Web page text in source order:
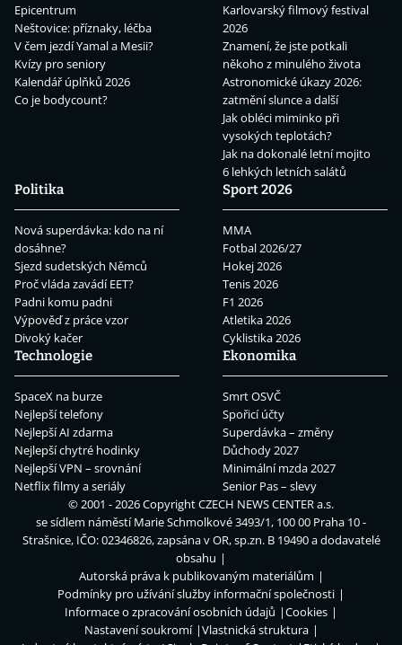
Epicentrum
Neštovice: příznaky, léčba
V čem jezdí Yamal a Mesii?
Kvízy pro seniory
Kalendář úplňků 2026
Co je bodycount?
Karlovarský filmový festival
2026
Znamení, že jste potkali
někoho z minulého života
Astronomické úkazy 2026:
zatmění slunce a další
Jak obléci miminko při
vysokých teplotách?
Jak na dokonalé letní mojito
6 lehkých letních salátů
Politika
Nová superdávka: kdo na ní
dosáhne?
Sjezd sudetských Němců
Proč vláda zavádí EET?
Padni komu padni
Výpověď z práce vzor
Divoký kačer
Sport 2026
MMA
Fotbal 2026/27
Hokej 2026
Tenis 2026
F1 2026
Atletika 2026
Cyklistika 2026
Technologie
SpaceX na burze
Nejlepší telefony
Nejlepší AI zdarma
Nejlepší chytré hodinky
Nejlepší VPN – srovnání
Netflix filmy a seriály
Ekonomika
Smrt OSVČ
Spořicí účty
Superdávka – změny
Důchody 2027
Minimální mzda 2027
Senior Pas – slevy
© 2001 - 2026 CopyrightCZECH NEWS CENTER a.s.
se sídlem náměstí Marie Schmolkové 3493/1, 100 00 Praha 10 -
Strašnice, IČO: 02346826, zapsána v OR, sp.zn. B 19490 a dodavatelé
obsahu
Autorská práva k publikovaným materiálům
Podmínky pro užívání služby informační společnosti
Informace o zpracování osobních údajů
Cookies
Nastavení soukromí
Vlastnická struktura